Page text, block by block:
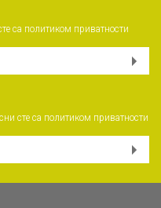
са политиком приватности
сте са политиком приватности